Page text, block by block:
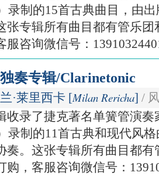
录制的15首古典曲目，由
张专辑所有曲目都有管乐
服咨询微信号：
奏专辑/Clarinetonic
·莱里西卡 [Milan Rericha] /
收录了捷克著名单簧管演奏
录制的11首古典和现代风
奏。这张专辑所有曲目都
购，客服咨询微信号：